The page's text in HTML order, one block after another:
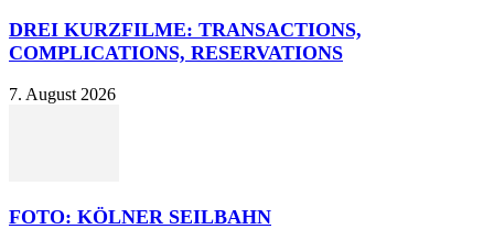
DREI KURZFILME: TRANSACTIONS,
COMPLICATIONS, RESERVATIONS
7. August 2026
FOTO: KÖLNER SEILBAHN